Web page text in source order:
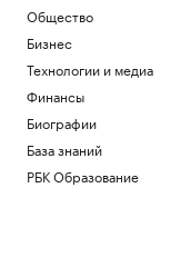
БАМа и Сухого Лога
Бизнес
Счетная палата
науки от
Общество
Общество
Бизнес
Технологии и медиа
Финансы
Биографии
База знаний
РБК Образование